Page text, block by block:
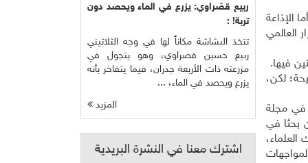
الإذاعة
العالمي
فيها.
لكن،
في مجلة
بحثا في
عدد المواجهات
ربيع قصّراوي: يزرع في الماء ويحصد دون
تربة! :
تتخذ البشاشة مكاناً لها في وجه الثلاثيني
ربيع حسين قصراوي، وهو يتجول في
مزرعته ذات الأربعة جدران، فيما يتفاخر بأنه
يزرع ويحصد في الماء، ...
المزيد
اشترك معنا في النشرة البريدية